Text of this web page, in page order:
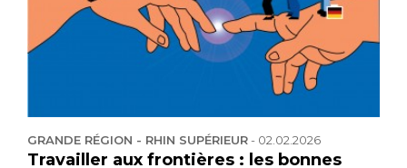
GRANDE RÉGION - RHIN SUPÉRIEUR- 02.02.2026
Travailler aux frontières : les bonnes